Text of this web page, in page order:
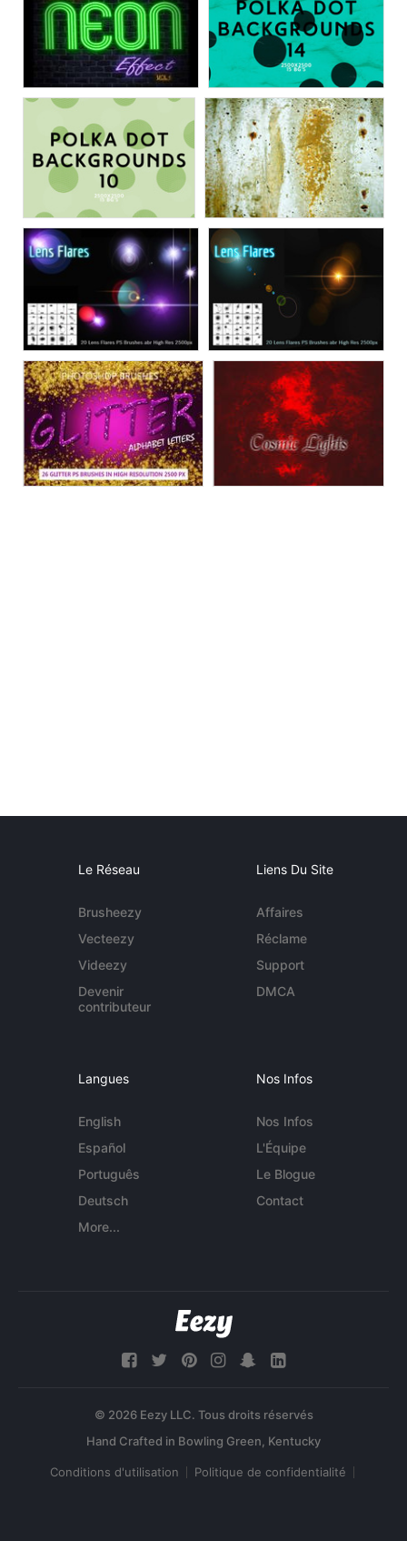
Le Réseau
Brusheezy
Vecteezy
Videezy
Devenir
contributeur
Liens Du Site
Affaires
Réclame
Support
DMCA
Langues
English
Español
Português
Deutsch
More...
Nos Infos
Nos Infos
L'Équipe
Le Blogue
Contact
© 2026 Eezy LLC. Tous droits réservés
Conditions d'utilisation Politique de confidentialité